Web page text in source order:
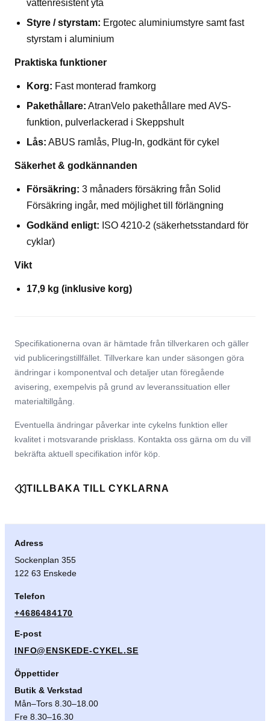
vattenresistent yta
Styre / styrstam: Ergotec aluminiumstyre samt fast
styrstam i aluminium
Praktiska funktioner
Korg: Fast monterad framkorg
Pakethållare: AtranVelo pakethållare med AVS-
funktion, pulverlackerad i Skeppshult
Lås: ABUS ramlås, Plug-In, godkänt för cykel
Säkerhet & godkännanden
Försäkring: 3 månaders försäkring från Solid
Försäkring ingår, med möjlighet till förlängning
Godkänd enligt: ISO 4210-2 (säkerhetsstandard för
cyklar)
Vikt
17,9 kg (inklusive korg)
Specifikationerna ovan är hämtade från tillverkaren och gäller
vid publiceringstillfället. Tillverkare kan under säsongen göra
ändringar i komponentval och detaljer utan föregående
avisering, exempelvis på grund av leveranssituation eller
materialtillgång.
Eventuella ändringar påverkar inte cykelns funktion eller
kvalitet i motsvarande prisklass. Kontakta oss gärna om du vill
bekräfta aktuell specifikation inför köp.
TILLBAKA TILL CYKLARNA
Adress
Sockenplan 355
122 63 Enskede
Telefon
+4686484170
E-post
INFO@ENSKEDE-CYKEL.SE
Öppettider
Butik & Verkstad
Mån–Tors 8.30–18.00
Fre 8.30–16.30